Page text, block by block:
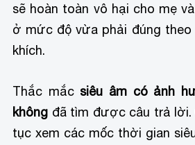
sẽ hoàn toàn vô hại cho mẹ
ở mức độ vừa phải đúng theo
khích.
Thắc mắc siêu âm có ảnh
không đã tìm được câu trả lời.
tục xem các mốc thời gian